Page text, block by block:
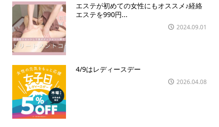
エステが初めての女性にもオススメ♪経絡
エステを990円...
2024.09.01
4/9はレディースデー
2026.04.08